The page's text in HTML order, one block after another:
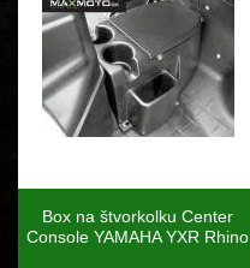
Box na štvorkolku Center
Console YAMAHA YXR Rhino